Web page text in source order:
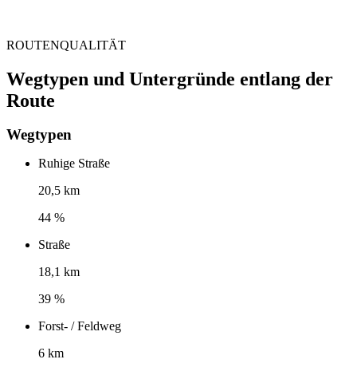
ROUTENQUALITÄT
Wegtypen und Untergründe entlang der
Route
Wegtypen
Ruhige Straße
20,5 km
44 %
Straße
18,1 km
39 %
Forst- / Feldweg
6 km